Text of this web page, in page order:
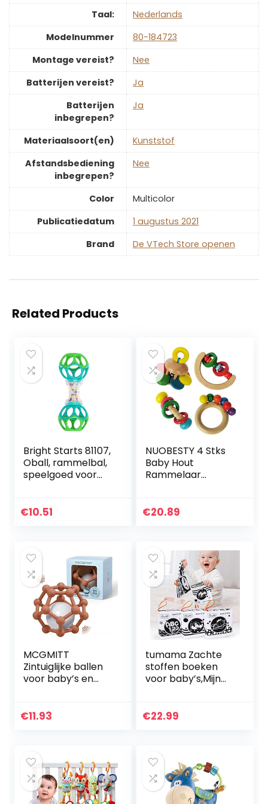
Taal:
‎Nederlands
Modelnummer
‎80-184723
Montage vereist?
‎Nee
Batterijen vereist?
‎Ja
Batterijen
inbegrepen?
‎Ja
Materiaalsoort(en)
‎Kunststof
Afstandsbediening
inbegrepen?
‎Nee
Color
‎Multicolor
Publicatiedatum
‎1 augustus 2021
Brand
De VTech Store openen
Related Products
Bright Starts 81107,
Oball, rammelbal,
speelgoed voor
babyspeelgoed,
€10.51
NUOBESTY 4 Stks
Baby Hout
Rammelaar
Grijpen Speelgoed
€20.89
MCGMITT
Zintuiglijke ballen
voor baby’s en
kauwen,
€11.93
tumama Zachte
stoffen boeken
voor baby’s,Mijn
ontwikkeling
€22.99